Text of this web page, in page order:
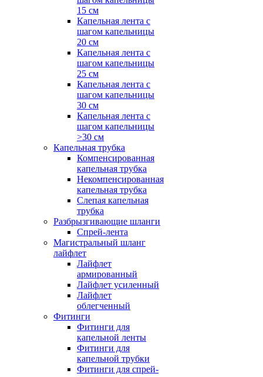
15 см
Капельная лента с
шагом капельницы
20 см
Капельная лента с
шагом капельницы
25 см
Капельная лента с
шагом капельницы
30 см
Капельная лента с
шагом капельницы
>30 см
Капельная трубка
Компенсированная
капельная трубка
Некомпенсированная
капельная трубка
Слепая капельная
трубка
Разбрызгивающие шланги
Спрей-лента
Магистральный шланг
лайфлет
Лайфлет
армированный
Лайфлет усиленный
Лайфлет
облегченный
Фитинги
Фитинги для
капельной ленты
Фитинги для
капельной трубки
Фитинги для спрей-